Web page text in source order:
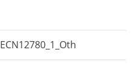
ECN12780_1_Oth